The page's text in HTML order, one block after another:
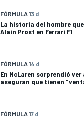
FÓRMULA 13 d
La historia del hombre
Alain Prost en Ferrari F1
FÓRMULA 14 d
En McLaren sorprendió
aseguran que tienen
FÓRMULA 17 d